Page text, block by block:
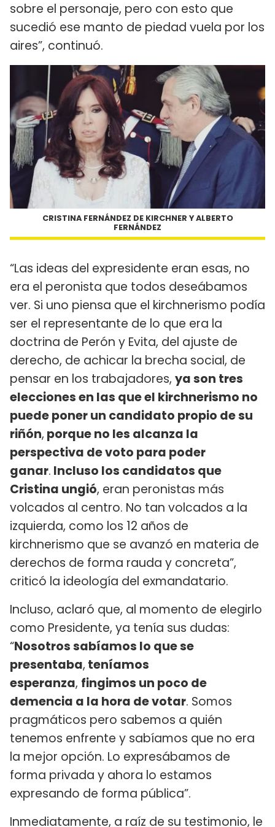
sobre el personaje, pero con esto que
sucedió ese manto de piedad vuela por los
aires”, continuó.
CRISTINA FERNÁNDEZ DE KIRCHNER Y ALBERTO
FERNÁNDEZ
“Las ideas del expresidente eran esas, no
era el peronista que todos deseábamos
ver. Si uno piensa que el kirchnerismo podía
ser el representante de lo que era la
doctrina de Perón y Evita, del ajuste de
derecho, de achicar la brecha social, de
pensar en los trabajadores, ya son tres
elecciones en las que el kirchnerismo no
puede poner un candidato propio de su
riñón, porque no les alcanza la
perspectiva de voto para poder
ganar. Incluso los candidatos que
Cristina ungió, eran peronistas más
volcados al centro. No tan volcados a la
izquierda, como los 12 años de
kirchnerismo que se avanzó en materia de
derechos de forma rauda y concreta”,
criticó la ideología del exmandatario.
Incluso, aclaró que, al momento de elegirlo
como Presidente, ya tenía sus dudas:
“Nosotros sabíamos lo que se
presentaba, teníamos
esperanza, fingimos un poco de
demencia a la hora de votar. Somos
pragmáticos pero sabemos a quién
tenemos enfrente y sabíamos que no era
la mejor opción. Lo expresábamos de
forma privada y ahora lo estamos
expresando de forma pública”.
Inmediatamente, a raíz de su testimonio, le